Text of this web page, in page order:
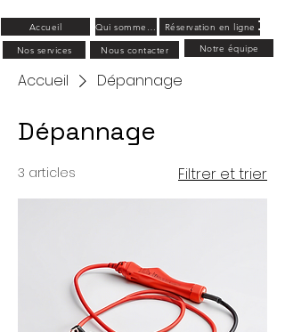
Accueil
Réservation en ligne
Nous contacter
Nos services Notre équipe
Accueil Dépannage
Dépannage
3 articles Filtrer et trier